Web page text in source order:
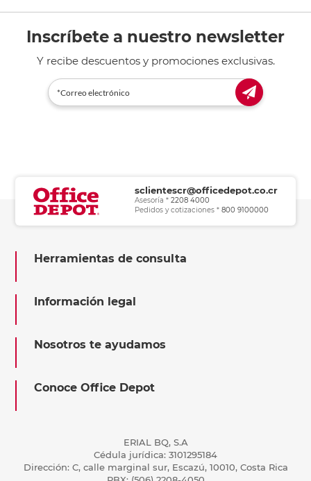
Inscríbete a nuestro newsletter
Y recibe descuentos y promociones exclusivas.
sclientescr@officedepot.co.cr
Asesoría *2208 4000
Pedidos y cotizaciones *800 9100000
Herramientas de consulta
Información legal
Nosotros te ayudamos
Conoce Office Depot
ERIAL BQ, S.A
Cédula jurídica: 3101295184
Dirección: C, calle marginal sur, Escazú, 10010, Costa Rica